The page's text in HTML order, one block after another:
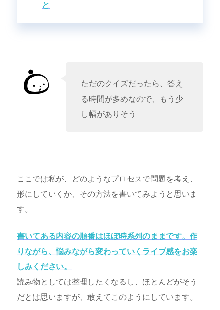
と
ただのクイズだったら、答え
る時間が多めなので、もう少
し幅がありそう
ここでは私が、どのようなプロセスで問題を考え、
形にしていくか、その方法を書いてみようと思いま
す。
書いてある内容の順番はほぼ時系列のままです。作
りながら、悩みながら変わっていくライブ感をお楽
しみください。
読み物としては整理したくなるし、ほとんどがそう
だとは思いますが、敢えてこのようにしています。